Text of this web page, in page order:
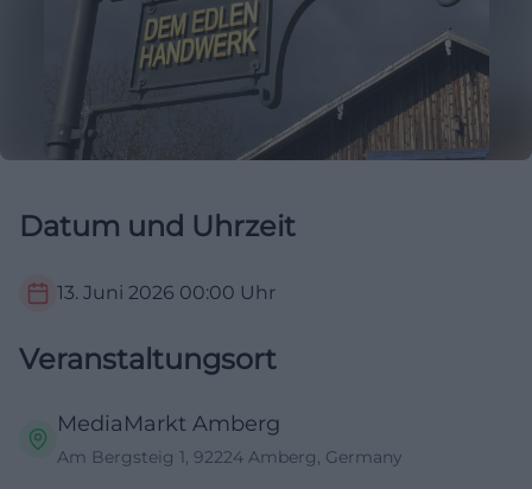
Datum und Uhrzeit
13. Juni 2026 00:00 Uhr
Veranstaltungsort
MediaMarkt Amberg
Am Bergsteig 1, 92224 Amberg, Germany